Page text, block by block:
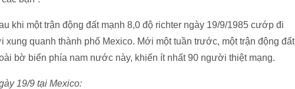
khi một trận động đất mạnh 8,0 độ richter ngày 19/9/1985 cướp đi
quanh thành phố Mexico. Mới một tuần trước, một trận động đất
bờ biển phía nam nước này, khiến ít nhất 90 người thiệt mạng.
19/9 tại Mexico: